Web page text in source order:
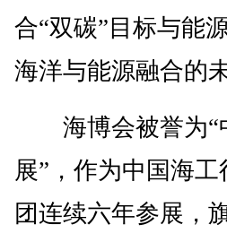
合“双碳”目标与能
海洋与能源融合的
海博会被誉为“
展”，作为中国海
团连续六年参展，